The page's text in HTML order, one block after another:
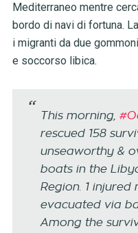
Mediterraneo mentre
bordo di navi di fortuna.
i migranti da due
e soccorso libica.
This morning,
rescued 158
unseaworthy &
boats in the
Region. 1
evacuated via
Among the